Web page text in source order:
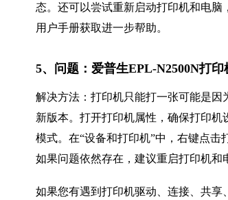
态。还可以尝试重新启动打印机和电
用户手册获取进一步帮助。
5、问题：爱普生EPL-N2500N打
解决方法：打印机只能打一张可能是
新版本。打开打印机属性，确保打印
模式。在“设备和打印机”中，右键点击
如果问题依然存在，建议重启打印机和
如果您有遇到打印机驱动、连接、共享